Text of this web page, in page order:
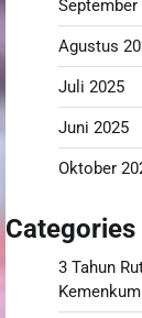
September
Agustus
Juli 2025
Juni 2025
Oktober
Categories
3 Tahun